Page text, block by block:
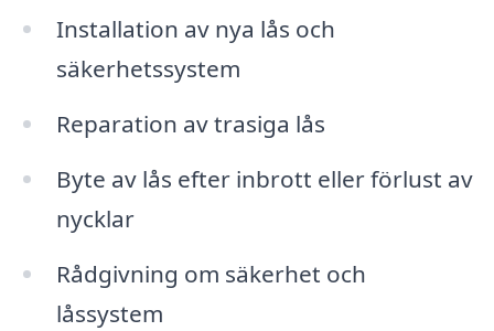
Installation av nya lås och
säkerhetssystem
Reparation av trasiga lås
Byte av lås efter inbrott eller förlust av
nycklar
Rådgivning om säkerhet och
låssystem